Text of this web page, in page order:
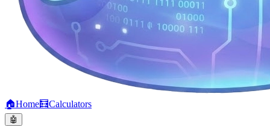
🏠Home🧮Calculators
🤖